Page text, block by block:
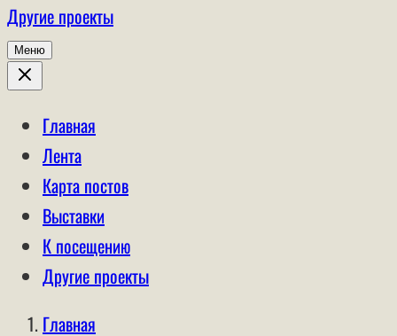
Другие проекты
Меню
Главная
Лента
Карта постов
Выставки
К посещению
Другие проекты
Главная